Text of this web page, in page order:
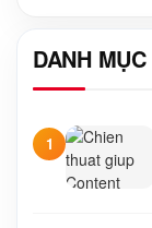
DANH
1